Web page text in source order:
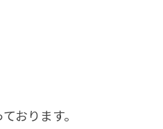
おります。